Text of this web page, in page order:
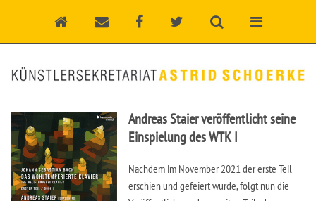
Andreas Staier veröffentlicht seine
Einspielung des WTK I
Nachdem im November 2021 der erste Teil
erschien und gefeiert wurde, folgt nun die